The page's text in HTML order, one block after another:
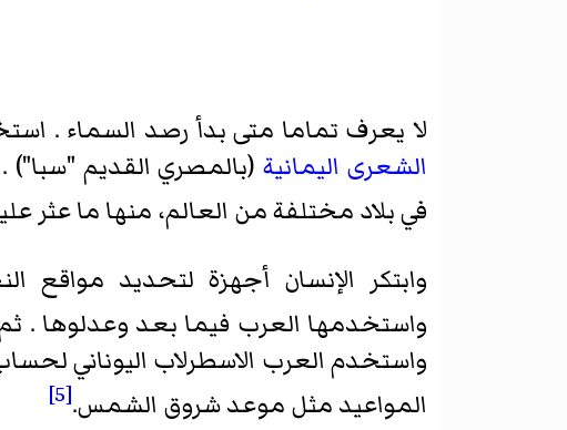
لا يعرف تماما متى بدأ رصد السماء . استخدم قدماء المصريين
الشعرى اليمانية(بالمصري القديم "سبا")
في بلاد مختلفة من العالم، منها ما عثر
وابتكر الإنسان أجهزة لتحديد مواقع
واستخدمها العرب فيما بعد وعدلوها .
واستخدم العرب الاسطرلاب اليوناني
المواعيد مثل موعد شروق الشمس.[5]